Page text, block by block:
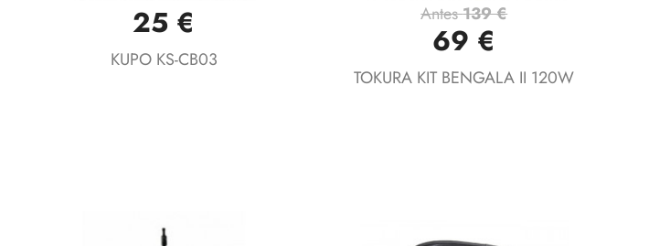
Vista rápida
25 €
KUPO KS-CB03
Vista rápida
Antes139 €
69 €
TOKURA KIT BENGALA II 120W